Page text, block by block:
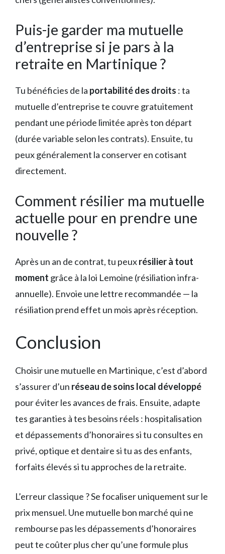
Puis-je garder ma mutuelle
d’entreprise si je pars à la
retraite en Martinique ?
Tu bénéficies de la portabilité des droits : ta
mutuelle d’entreprise te couvre gratuitement
pendant une période limitée après ton départ
(durée variable selon les contrats). Ensuite, tu
peux généralement la conserver en cotisant
directement.
Comment résilier ma mutuelle
actuelle pour en prendre une
nouvelle ?
Après un an de contrat, tu peuxrésilier à tout
moment grâce à la loi Lemoine (résiliation infra-
annuelle). Envoie une lettre recommandée — la
résiliation prend effet un mois après réception.
Conclusion
Choisir une mutuelle en Martinique, c’est d’abord
s’assurer d’un réseau de soins local développé
pour éviter les avances de frais. Ensuite, adapte
tes garanties à tes besoins réels : hospitalisation
et dépassements d’honoraires si tu consultes en
privé, optique et dentaire si tu as des enfants,
forfaits élevés si tu approches de la retraite.
L’erreur classique ? Se focaliser uniquement sur le
prix mensuel. Une mutuelle bon marché qui ne
rembourse pas les dépassements d’honoraires
peut te coûter plus cher qu’une formule plus